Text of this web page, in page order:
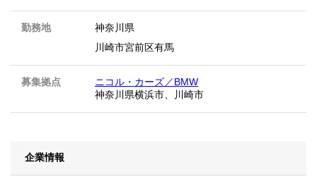
勤務地
神奈川県
川崎市宮前区有馬
募集拠点
ニコル・カーズ／BMW
神奈川県横浜市、川崎市
企業情報